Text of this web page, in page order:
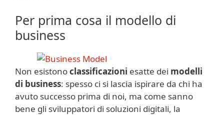
Per prima cosa il modello di
business
Non esistonoclassificazioni esatte dei modelli
di business: spesso ci si lascia ispirare da chi ha
avuto successo prima di noi, ma come sanno
bene gli sviluppatori di soluzioni digitali, la